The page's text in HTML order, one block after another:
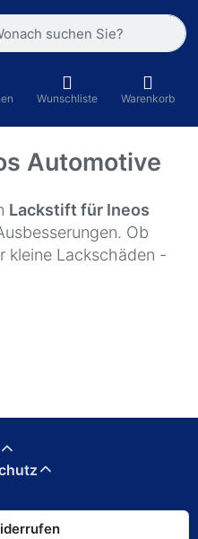
einen Suchbegriff ein.
Wunschliste Warenkorb
Automotive
Lackstift für Ineos
Ob
kleine Lackschäden -